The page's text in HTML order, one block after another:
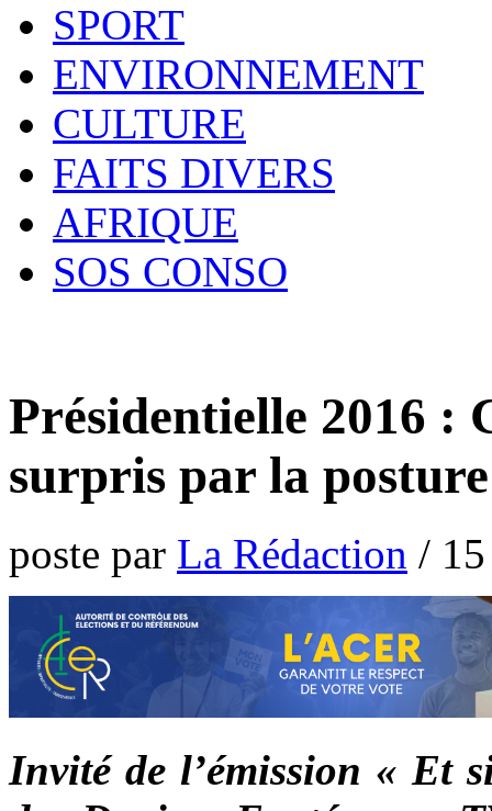
SPORT
ENVIRONNEMENT
CULTURE
FAITS DIVERS
AFRIQUE
SOS CONSO
Présidentielle 2016 :
surpris par la
poste par La Rédaction /
Invité de l’émission « Et